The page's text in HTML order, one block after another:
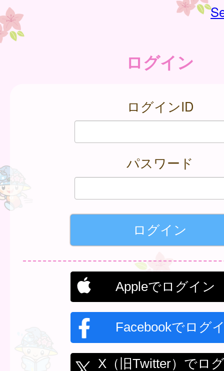
ログイン
ログインID
パスワード
Appleでログイン
Facebookでログ
X（旧Twitter）でロ